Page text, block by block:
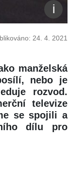
24. 4. 2021
manželská
nebo je
rozvod.
televize
se spojili a
dílu pro